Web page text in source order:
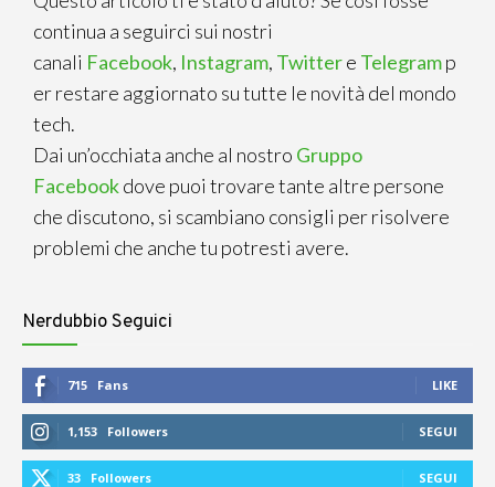
continua a seguirci sui nostri
canali Facebook, Instagram, Twittere Telegramp
er restare aggiornato su tutte le novità del mondo
tech.
Dai un’occhiata anche al nostro Gruppo
Facebookdove puoi trovare tante altre persone
che discutono, si scambiano consigli per risolvere
problemi che anche tu potresti avere.
Nerdubbio Seguici
715 Fans LIKE
1,153 Followers SEGUI
33 Followers SEGUI